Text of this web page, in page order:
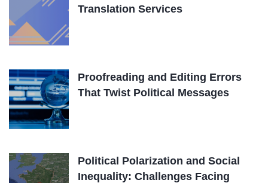
Translation Services
Proofreading and Editing Errors
That Twist Political Messages
Political Polarization and Social
Inequality: Challenges Facing